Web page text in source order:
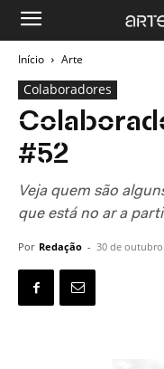
Início Arte
Colaboradores
#52
Veja quem são
que está no ar a
Por Redação - 30 de outubro